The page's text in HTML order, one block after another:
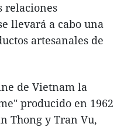
relaciones
llevará a cabo una
artesanales de
de Vietnam la
producido en 1962
Thong y Tran Vu,